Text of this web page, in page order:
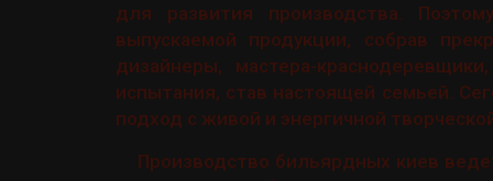
для развития производства.
выпускаемой продукции, собрав
дизайнеры, мастера-
испытания, став настоящей семьей.
подход с живой и энергичной
Производство бильярдных киев